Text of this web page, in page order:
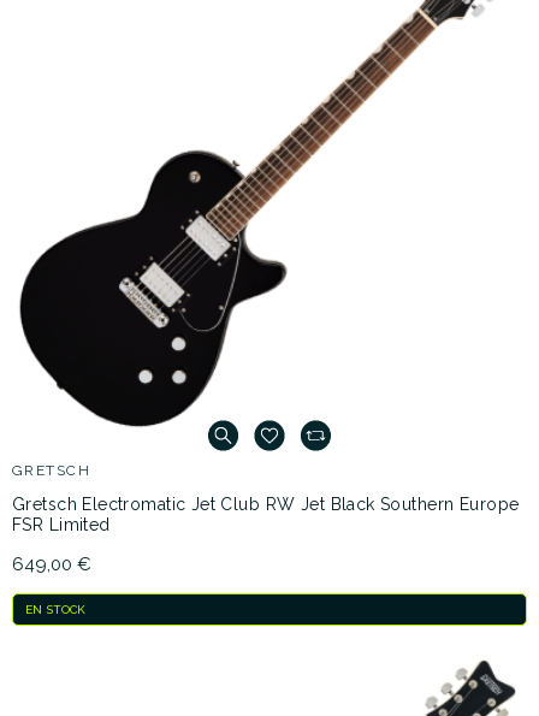
GRETSCH
Gretsch Electromatic Jet Club RW Jet Black Southern Europe
FSR Limited
649,00 €
EN STOCK